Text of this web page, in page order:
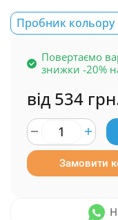
Пробник кольору
Повертаємо
знижки -20%
від 534
Замовити